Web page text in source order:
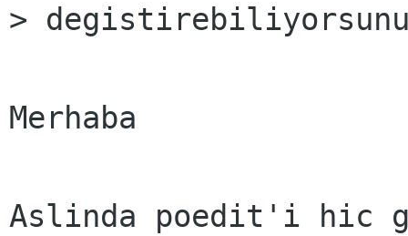
>
Merhaba
Aslinda poedit'i hic